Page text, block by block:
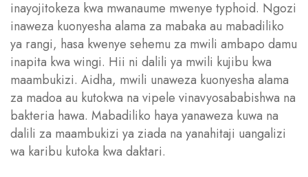
inayojitokeza kwa mwanaume mwenye typhoid. Ngozi
inaweza kuonyesha alama za mabaka au mabadiliko
ya rangi, hasa kwenye sehemu za mwili ambapo damu
inapita kwa wingi. Hii ni dalili ya mwili kujibu kwa
maambukizi. Aidha, mwili unaweza kuonyesha alama
za madoa au kutokwa na vipele vinavyosababishwa na
bakteria hawa. Mabadiliko haya yanaweza kuwa na
dalili za maambukizi ya ziada na yanahitaji uangalizi
wa karibu kutoka kwa daktari.